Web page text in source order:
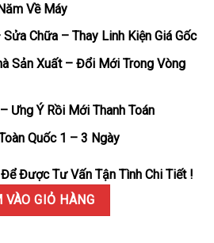
Về Máy
Chữa – Thay Linh Kiện Giá Gốc
Sản Xuất – Đổi Mới Trong Vòng
Ưng Ý Rồi Mới Thanh Toán
Quốc 1 – 3 Ngày
Được Tư Vấn Tận Tình Chi Tiết !
50505 Vàng Hồng Mặt Số Đen Replica
VÀO GIỎ HÀNG